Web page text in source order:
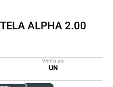
ALPHA 2.00
Venta por
UN